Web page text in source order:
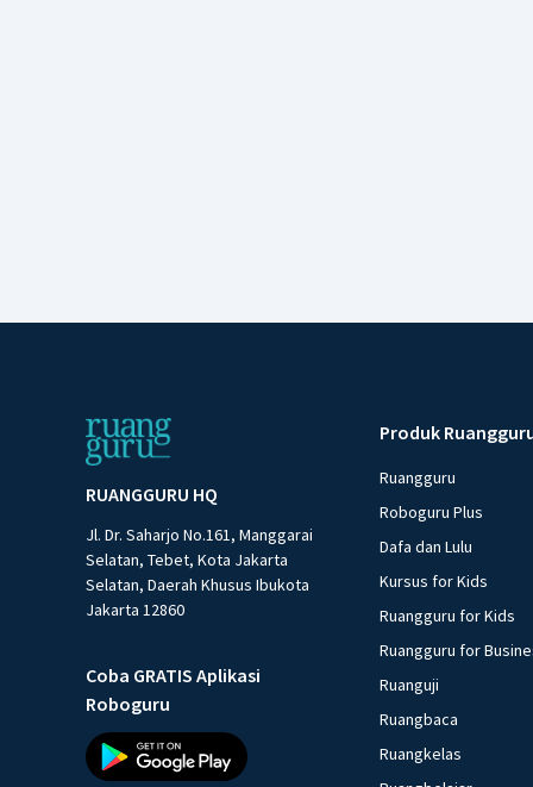
RUANGGURU HQ
Jl. Dr. Saharjo No.161, Manggarai
Selatan, Tebet, Kota Jakarta
Selatan, Daerah Khusus Ibukota
Jakarta 12860
Coba GRATIS Aplikasi
Roboguru
Produk
Ruangguru
Roboguru Plus
Dafa dan Lulu
Kursus for Kids
Ruangguru for Kids
Ruangguru for
Ruanguji
Ruangbaca
Ruangkelas